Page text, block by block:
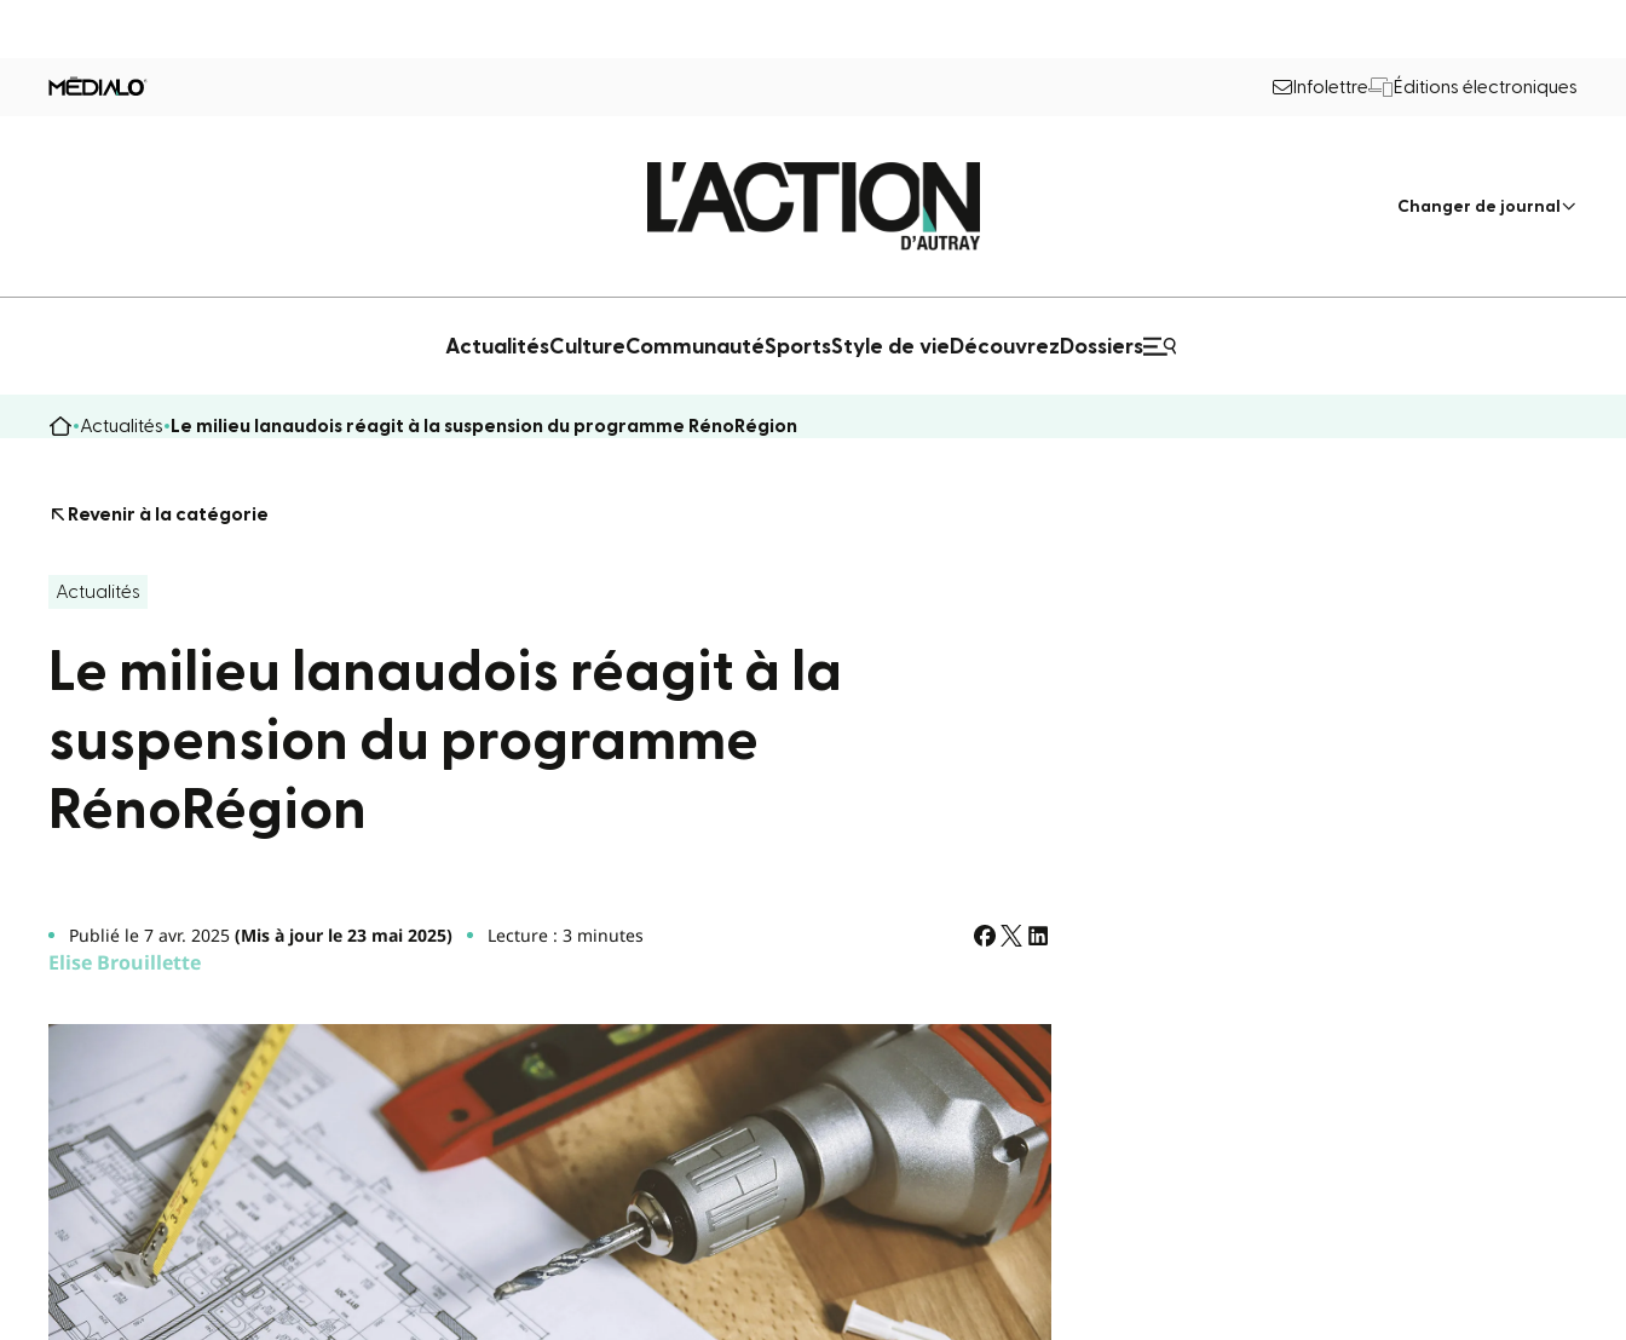
Infolettre Éditions électroniques
Changer de journal
ActualitésCultureCommunautéSportsStyle de vie Découvrez Dossiers
Actualités Le milieu lanaudois réagit à la suspension du programme RénoRégion
Revenir à la catégorie
Actualités
Le milieu lanaudois réagit à la
suspension du programme
RénoRégion
Publié le 7 avr. 2025(Mis à jour le 23 mai 2025) Lecture : 3 minutes
Elise Brouillette